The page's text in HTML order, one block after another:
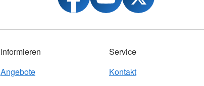
Informieren
Angebote
Service
Kontakt